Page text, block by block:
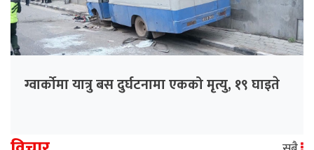
ग्वार्कोमा यात्रु बस दुर्घटनामा एकको मृत्यु, १९ घाइते